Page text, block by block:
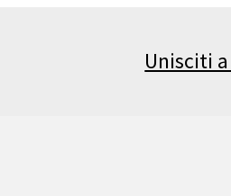
Unisciti